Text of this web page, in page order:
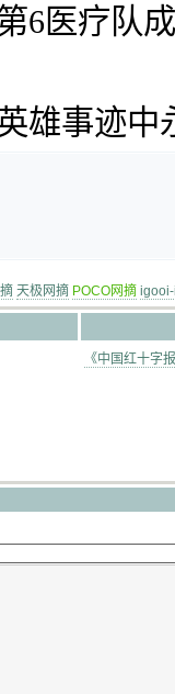
6医疗队
雄事迹中
天极网摘 POCO网摘
《中国红十字